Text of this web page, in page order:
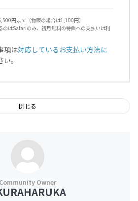
円まで（物販の場合は1,100円）
はSafariのみ、初月無料の特典への支払いは利
項は対応しているお支払い方法に
。
閉じる